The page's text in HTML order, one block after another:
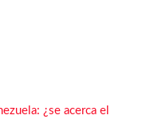
¿se acerca el